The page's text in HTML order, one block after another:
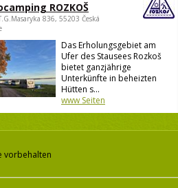
ROZKOŠ
836, 55203 Česká
Das Erholungsgebiet am
Ufer des Stausees Rozkoš
bietet ganzjährige
Unterkünfte in beheizten
Hütten s...
www Seiten
vorbehalten